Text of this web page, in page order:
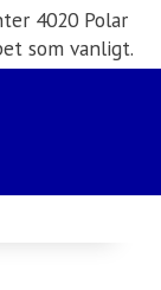
4020 Polar
som vanligt.